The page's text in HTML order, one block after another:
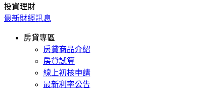
投資理財
最新財經訊息
房貸專區
房貸商品介紹
房貸試算
線上初核申請
最新利率公告